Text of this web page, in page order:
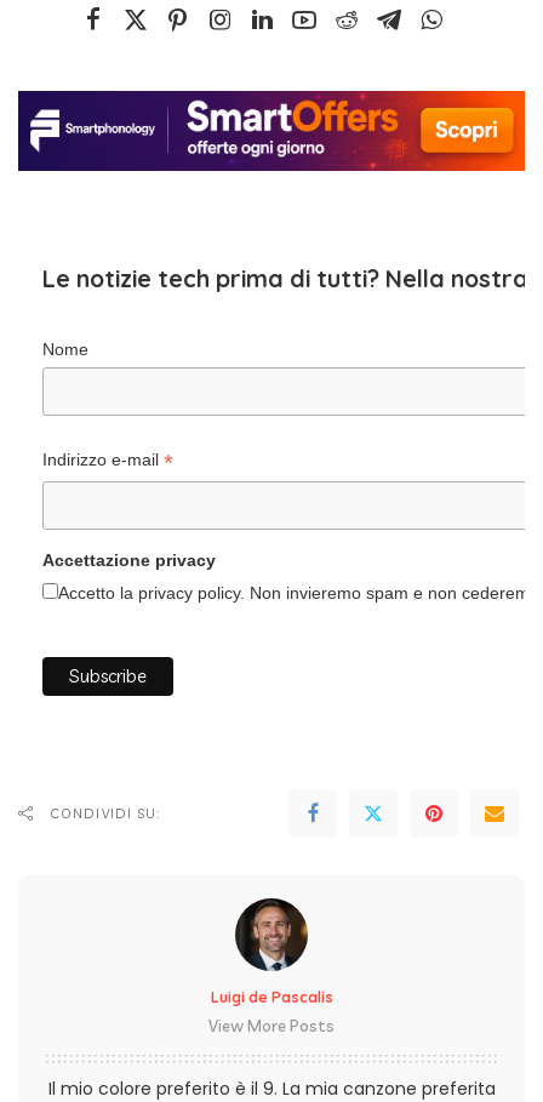
Le notizie tech prima di tutti? Nella nostra
Nome
Indirizzo e-mail *
Accettazione privacy
Accetto la privacy policy. Non invieremo spam e non
CONDIVIDI SU:
Luigi de Pascalis
View More Posts
Il mio colore preferito è il 9. La mia canzone preferita